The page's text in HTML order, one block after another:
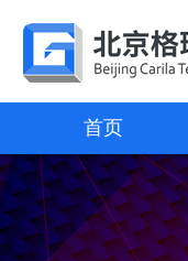
首页